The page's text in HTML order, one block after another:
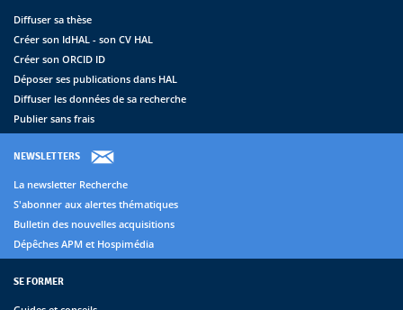
Diffuser sa thèse
Créer son IdHAL - son CV HAL
Créer son ORCID ID
Déposer ses publications dans HAL
Diffuser les données de sa recherche
Publier sans frais
NEWSLETTERS
La newsletter Recherche
S'abonner aux alertes thématiques
Bulletin des nouvelles acquisitions
Dépêches APM et Hospimédia
SE FORMER